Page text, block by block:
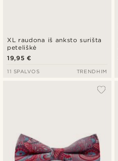
XL raudona iš anksto surišta
peteliškė
19,95 €
11 SPALVOS TRENDHIM